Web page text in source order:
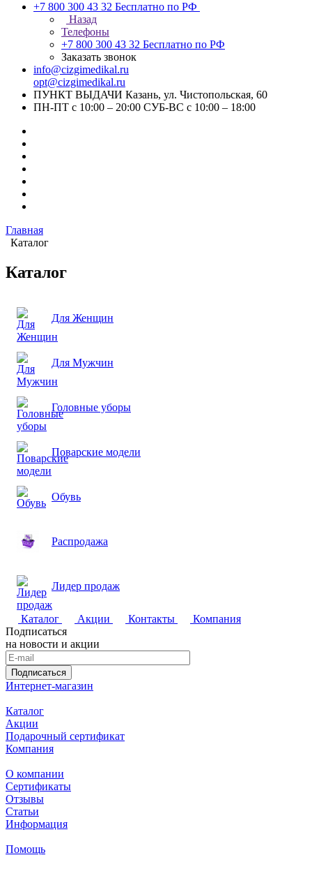
+7 800 300 43 32 Бесплатно по РФ
Назад
Телефоны
+7 800 300 43 32 Бесплатно по РФ
Заказать звонок
info@cizgimedikal.ru
opt@cizgimedikal.ru
ПУНКТ ВЫДАЧИ Казань, ул. Чистопольская, 60
ПН-ПТ с 10:00 – 20:00 СУБ-ВС с 10:00 – 18:00
Главная
Каталог
Каталог
Для Женщин
Для Мужчин
Головные уборы
Поварские модели
Обувь
Распродажа
Лидер продаж
Каталог Акции Контакты
Компания
Подписаться
на новости и акции
Подписаться
Интернет-магазин
Каталог
Акции
Подарочный сертификат
Компания
О компании
Сертификаты
Отзывы
Статьи
Информация
Помощь